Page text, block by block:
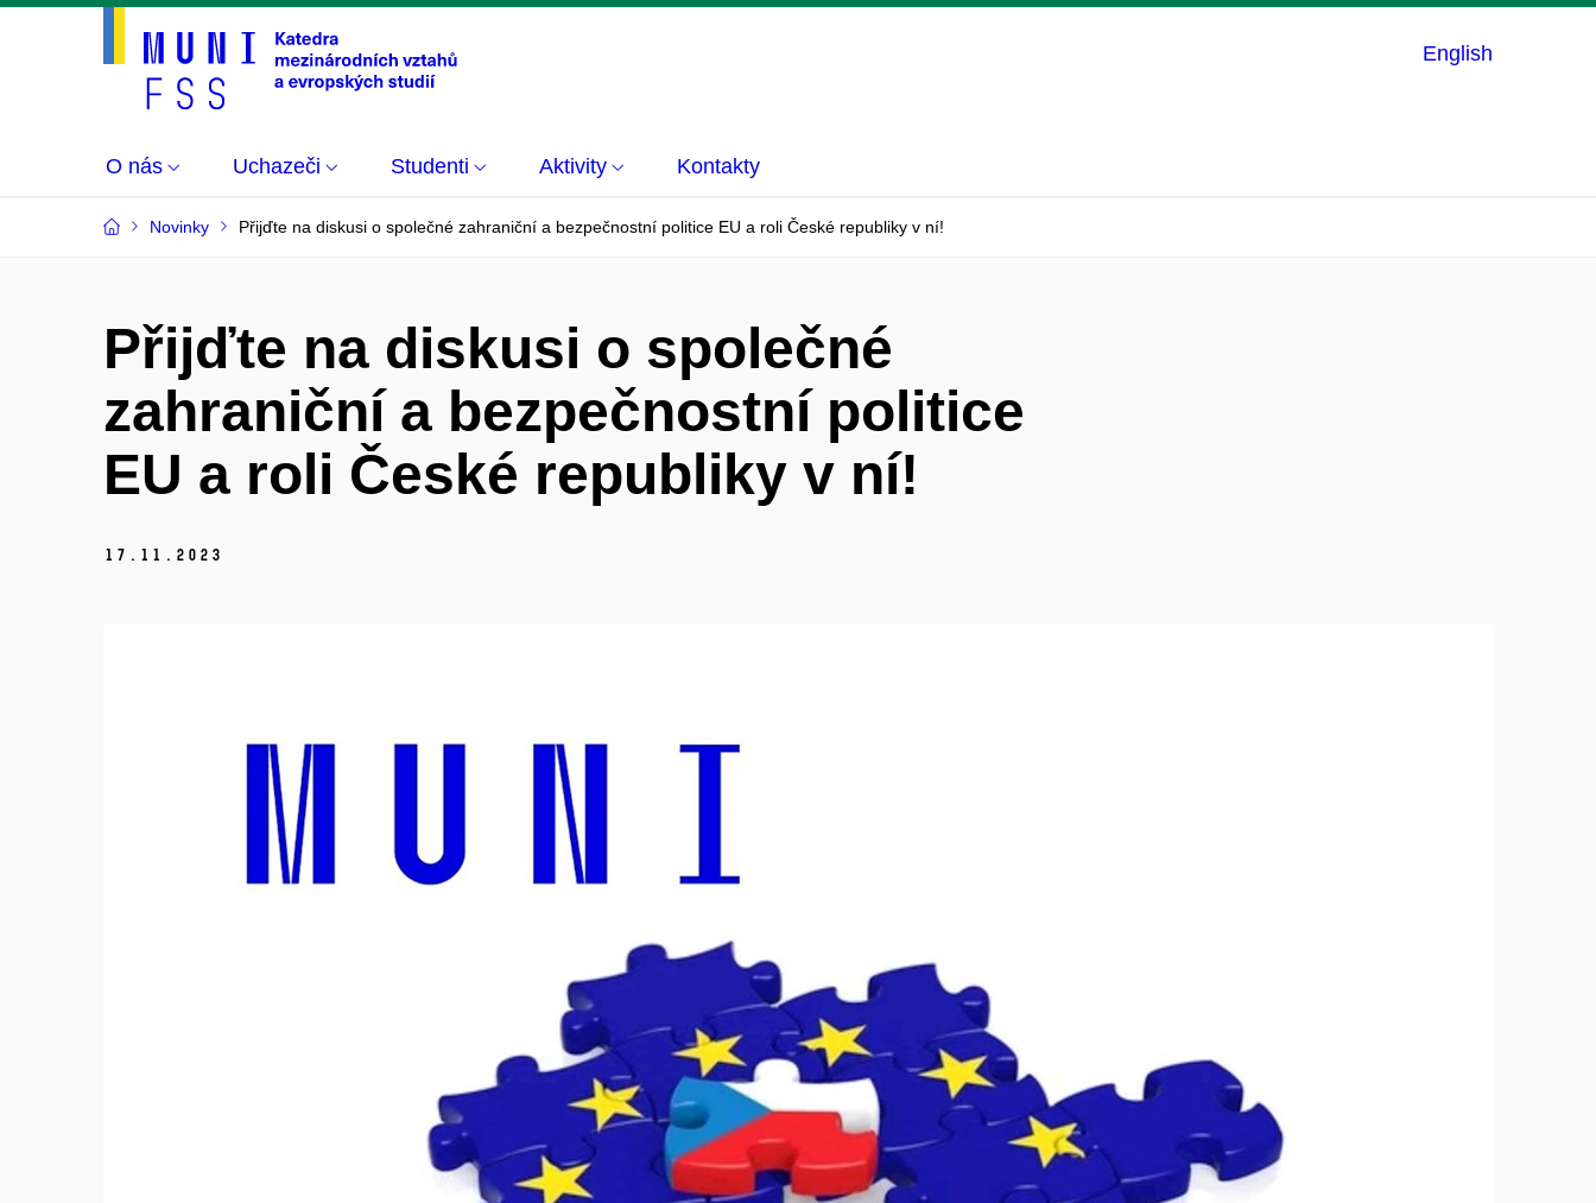
English
O nás Uchazeči Studenti Aktivity Kontakty
Novinky Přijďte na diskusi o společné zahraniční a bezpečnostní politice EU a roli České republiky v ní!
Přijďte na diskusi o společné
zahraniční a bezpečnostní politice
EU a roli České republiky v ní!
17. 11. 2023